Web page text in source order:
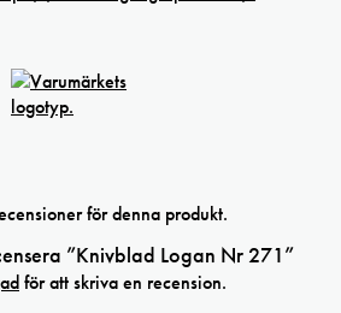
för denna produkt.
”Knivblad Logan Nr 271”
för att skriva en recension.